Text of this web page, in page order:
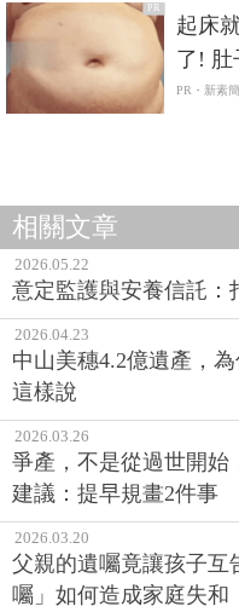
PR
起床
了! 肚
PR・新素簡
相關文章
2026.05.22
意定監護與安養信託：
2026.04.23
中山美穗4.2億遺產，
這樣說
2026.03.26
爭產，不是從過世開始
建議：提早規畫2件事
2026.03.20
父親的遺囑竟讓孩子互
囑」如何造成家庭失和